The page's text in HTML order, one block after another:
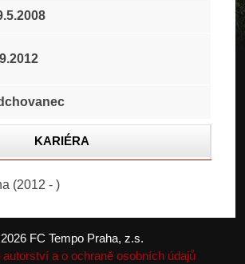
KARIÉRA
FOTOGALERIE
(2012 - )
FC Tempo Praha, z.s.
autorství a o ochraně osobních údajů